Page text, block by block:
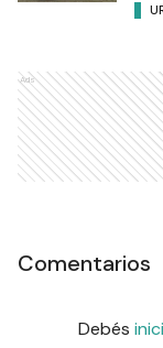
Ads
Comentarios
Debés